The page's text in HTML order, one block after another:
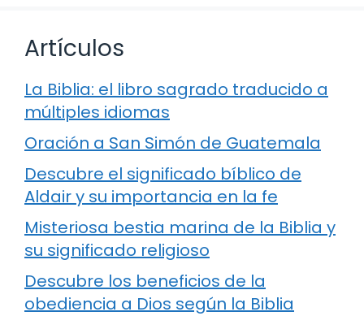
Artículos
La Biblia: el libro sagrado traducido a
múltiples idiomas
Oración a San Simón de Guatemala
Descubre el significado bíblico de
Aldair y su importancia en la fe
Misteriosa bestia marina de la Biblia y
su significado religioso
Descubre los beneficios de la
obediencia a Dios según la Biblia